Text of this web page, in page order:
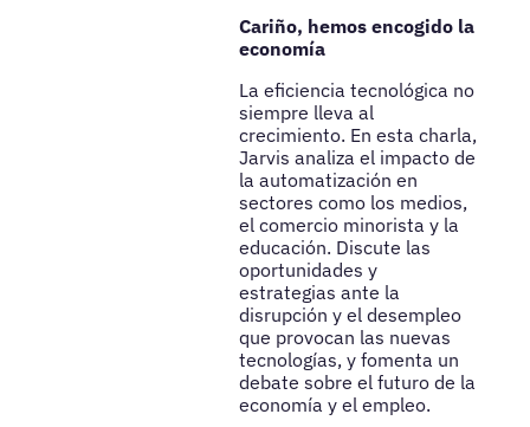
Cariño, hemos encogido la
economía
La eficiencia tecnológica no
siempre lleva al
crecimiento. En esta charla,
Jarvis analiza el impacto de
la automatización en
sectores como los medios,
el comercio minorista y la
educación. Discute las
oportunidades y
estrategias ante la
disrupción y el desempleo
que provocan las nuevas
tecnologías, y fomenta un
debate sobre el futuro de la
economía y el empleo.